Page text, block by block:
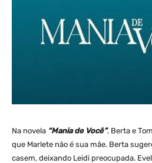
Na novela “Mania de Você”, Berta e
que Marlete não é sua mãe. Berta
casem, deixando Leidi preocupada.